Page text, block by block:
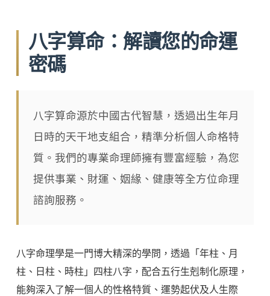
八字算命：解讀您的命運
密碼
八字算命源於中國古代智慧，透過出生年月
日時的天干地支組合，精準分析個人命格特
質。我們的專業命理師擁有豐富經驗，為您
提供事業、財運、姻緣、健康等全方位命理
諮詢服務。
八字命理學是一門博大精深的學問，透過「年柱、月
柱、日柱、時柱」四柱八字，配合五行生剋制化原理，
能夠深入了解一個人的性格特質、運勢起伏及人生際